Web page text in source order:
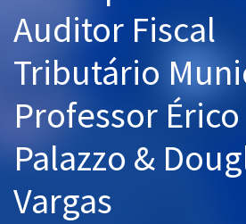
OAB
Mentorias
Questões grátis
Aprovados
Auditor Fiscal
Tributário
Professor Érico
Palazzo &
Vargas